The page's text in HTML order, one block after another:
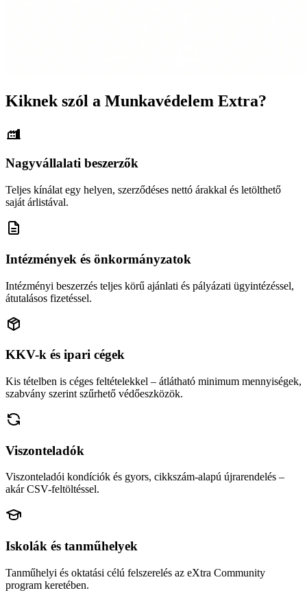
Kiknek szól a Munkavédelem Extra?
Nagyvállalati beszerzők
Teljes kínálat egy helyen, szerződéses nettó árakkal és letölthető
saját árlistával.
Intézmények és önkormányzatok
Intézményi beszerzés teljes körű ajánlati és pályázati ügyintézéssel,
átutalásos fizetéssel.
KKV-k és ipari cégek
Kis tételben is céges feltételekkel – átlátható minimum mennyiségek,
szabvány szerint szűrhető védőeszközök.
Viszonteladók
Viszonteladói kondíciók és gyors, cikkszám-alapú újrarendelés –
akár CSV-feltöltéssel.
Iskolák és tanműhelyek
Tanműhelyi és oktatási célú felszerelés az eXtra Community
program keretében.